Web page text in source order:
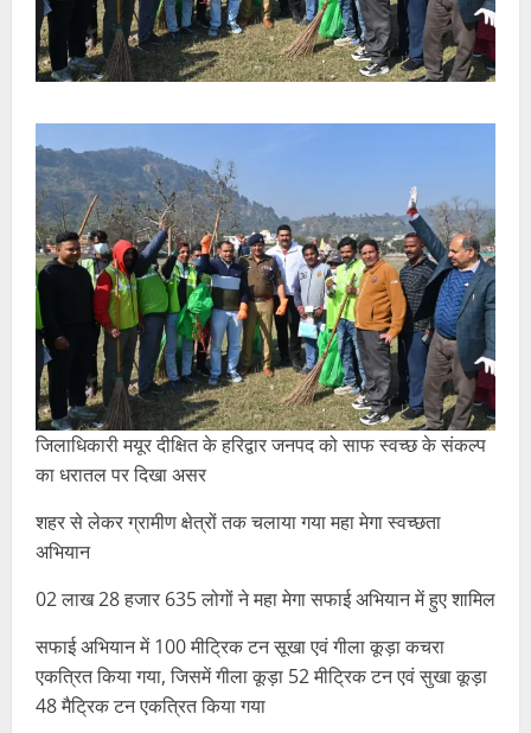
जिलाधिकारी मयूर दीक्षित के हरिद्वार जनपद को साफ स्वच्छ के संकल्प
का धरातल पर दिखा असर
शहर से लेकर ग्रामीण क्षेत्रों तक चलाया गया महा मेगा स्वच्छता
अभियान
02 लाख 28 हजार 635 लोगों ने महा मेगा सफाई अभियान में हुए शामिल
सफाई अभियान में 100 मीट्रिक टन सूखा एवं गीला कूड़ा कचरा
एकत्रित किया गया, जिसमें गीला कूड़ा 52 मीट्रिक टन एवं सुखा कूड़ा
48 मैट्रिक टन एकत्रित किया गया